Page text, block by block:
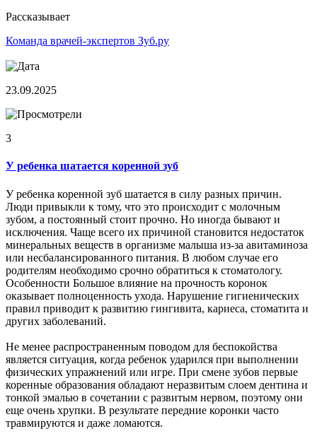
Рассказывает
Команда врачей-экспертов Зуб.ру
23.09.2025
3
У ребенка шатается коренной зуб
У ребенка коренной зуб шатается в силу разных причин.
Люди привыкли к тому, что это происходит с молочным
зубом, а постоянный стоит прочно. Но иногда бывают и
исключения. Чаще всего их причиной становится недостаток
минеральных веществ в организме малыша из-за авитаминоза
или несбалансированного питания. В любом случае его
родителям необходимо срочно обратиться к стоматологу.
Особенности Большое влияние на прочность коронок
оказывает полноценность ухода. Нарушение гигиенических
правил приводит к развитию гингивита, кариеса, стоматита и
других заболеваний.
Не менее распространенным поводом для беспокойства
является ситуация, когда ребенок ударился при выполнении
физических упражнений или игре. При смене зубов первые
коренные образования обладают неразвитым слоем дентина и
тонкой эмалью в сочетании с развитым нервом, поэтому они
еще очень хрупки. В результате передние коронки часто
травмируются и даже ломаются.